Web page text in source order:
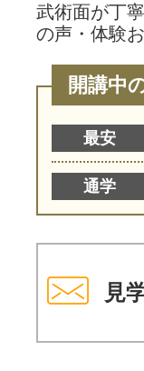
武術面が丁
の声・体験
開講中
最安
通学
見